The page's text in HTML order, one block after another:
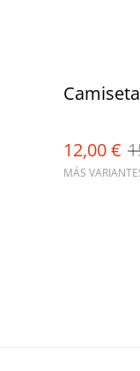
12,00 €
MÁS